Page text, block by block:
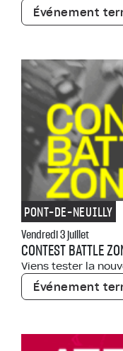
Événement
PONT-DE-NEUILLY
Vendredi 3 juillet
CONTEST BATTLE
Viens tester la
Événement